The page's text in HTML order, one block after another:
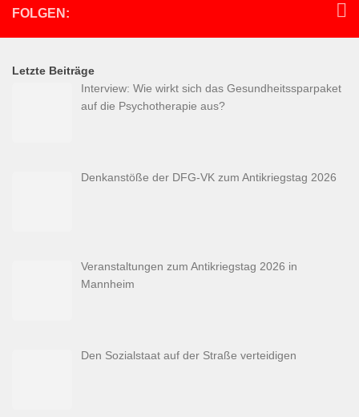
FOLGEN:
Letzte Beiträge
Interview: Wie wirkt sich das Gesundheitssparpaket
auf die Psychotherapie aus?
Denkanstöße der DFG-VK zum Antikriegstag 2026
Veranstaltungen zum Antikriegstag 2026 in
Mannheim
Den Sozialstaat auf der Straße verteidigen